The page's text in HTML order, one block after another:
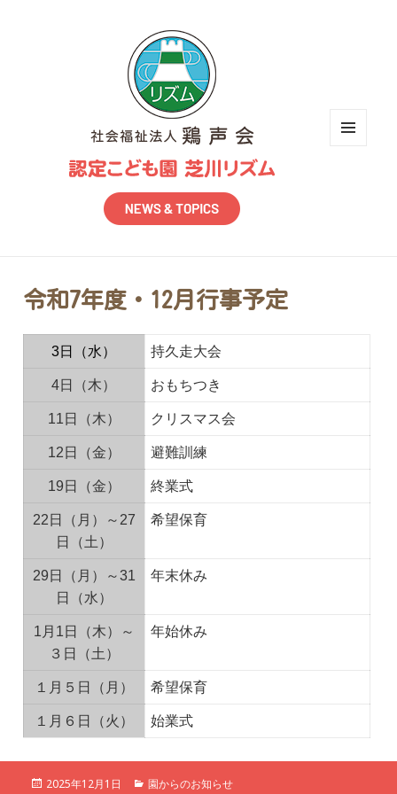
令和7年度・12月行事予定
3日（水） 持久走大会
4日（木） おもちつき
11日（木） クリスマス会
12日（金） 避難訓練
19日（金） 終業式
22日（月）～27
日（土）
希望保育
29日（月）～31
日（水）
年末休み
1月1日（木）～
３日（土）
年始休み
１月５日（月） 希望保育
１月６日（火） 始業式
投
2025年12月1日
カ
園からのお知らせ